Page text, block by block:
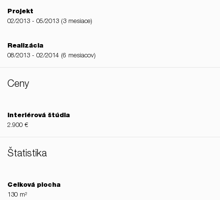
Projekt
02/2013 - 05/2013 (3 mesiace)
Realizácia
08/2013 - 02/2014 (6 mesiacov)
Ceny
Interiérová štúdia
2.900 €
Štatistika
Celková plocha
130 m²